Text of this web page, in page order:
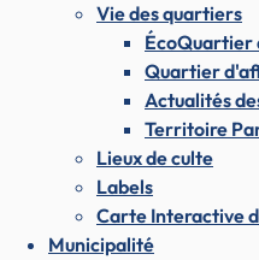
Vie des quartiers
ÉcoQuartier
Quartier
Actualités
Territoire
Lieux de culte
Labels
Carte Interactive
Municipalité